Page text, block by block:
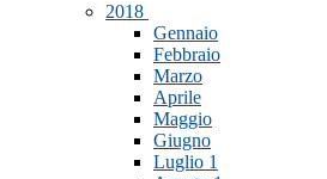
2018
Gennaio
Febbraio
Marzo
Aprile
Maggio
Giugno
Luglio 1